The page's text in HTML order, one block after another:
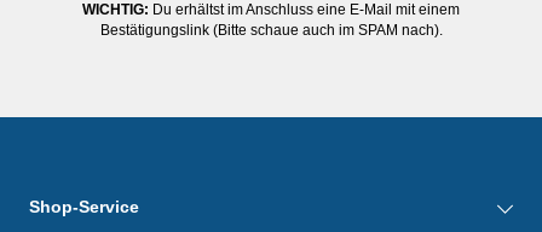
WICHTIG: Du erhältst im Anschluss eine E-Mail mit einem
Bestätigungslink (Bitte schaue auch im SPAM nach).
Shop-Service